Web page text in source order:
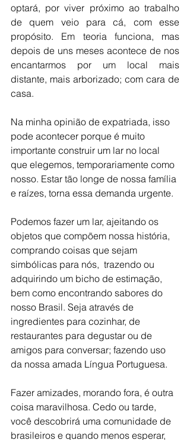
optará, por viver próximo ao trabalho
de quem veio para cá, com esse
propósito. Em teoria funciona, mas
depois de uns meses acontece de nos
encantarmos por um local mais
distante, mais arborizado; com cara de
casa.
Na minha opinião de expatriada, isso
pode acontecer porque é muito
importante construir um lar no local
que elegemos, temporariamente como
nosso. Estar tão longe de nossa família
e raízes, torna essa demanda urgente.
Podemos fazer um lar, ajeitando os
objetos que compõem nossa história,
comprando coisas que sejam
simbólicas para nós, trazendo ou
adquirindo um bicho de estimação,
bem como encontrando sabores do
nosso Brasil. Seja através de
ingredientes para cozinhar, de
restaurantes para degustar ou de
amigos para conversar; fazendo uso
da nossa amada Língua Portuguesa.
Fazer amizades, morando fora, é outra
coisa maravilhosa. Cedo ou tarde,
você descobrirá uma comunidade de
brasileiros e quando menos esperar,